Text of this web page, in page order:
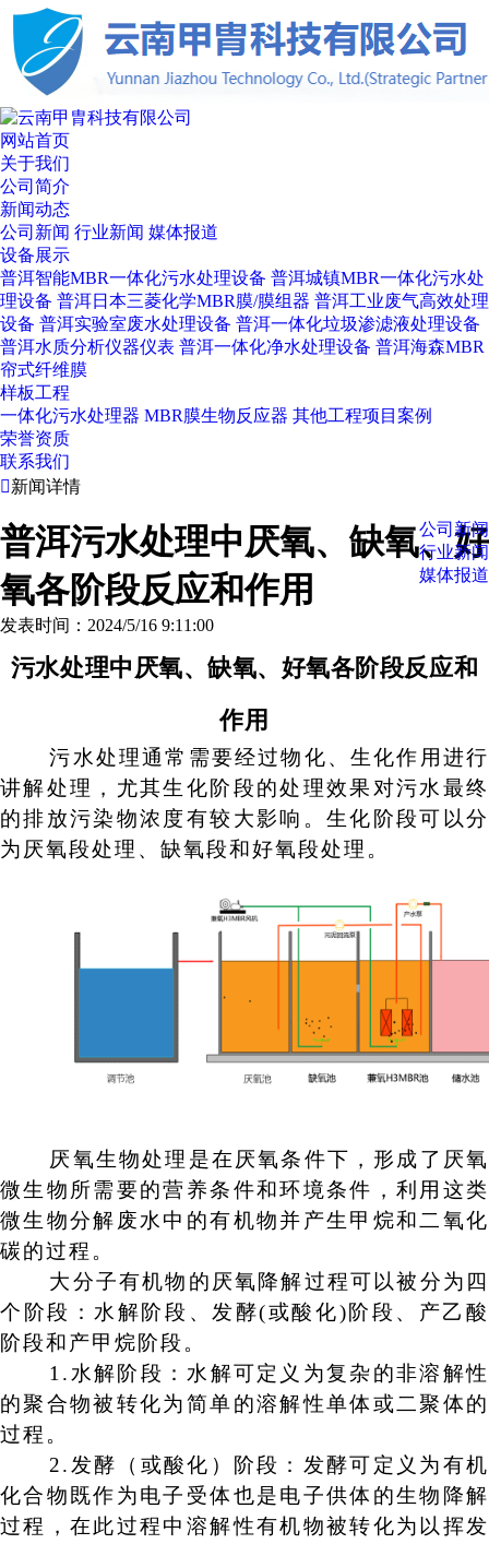
网站首页
关于我们
公司简介
新闻动态
公司新闻 行业新闻 媒体报道
设备展示
普洱智能MBR一体化污水处理设备 普洱城镇MBR一体化污水处
理设备 普洱日本三菱化学MBR膜/膜组器 普洱工业废气高效处理
设备 普洱实验室废水处理设备 普洱一体化垃圾渗滤液处理设备
普洱水质分析仪器仪表 普洱一体化净水处理设备 普洱海森MBR
帘式纤维膜
样板工程
一体化污水处理器 MBR膜生物反应器 其他工程项目案例
荣誉资质
联系我们
新闻详情
公司新闻
行业新闻
媒体报道
普洱污水处理中厌氧、缺氧、好
氧各阶段反应和作用
发表时间：2024/5/16 9:11:00
污水处理中厌氧、缺氧、好氧各阶段反应和
作用
污水处理通常需要经过物化、生化作用进行
讲解处理，尤其生化阶段的处理效果对污水最终
的排放污染物浓度有较大影响。生化阶段可以分
为厌氧段处理、缺氧段和好氧段处理。
厌氧生物处理是在厌氧条件下，形成了厌氧
微生物所需要的营养条件和环境条件，利用这类
微生物分解废水中的有机物并产生甲烷和二氧化
碳的过程。
大分子有机物的厌氧降解过程可以被分为四
个阶段：水解阶段、发酵(或酸化)阶段、产乙酸
阶段和产甲烷阶段。
1. 水解阶段 ： 水解可定义为复杂的非溶解性
的聚合物被转化为简单的溶解性单体或二聚体的
过程。
2. 发酵（或酸化）阶段 ： 发酵可定义为有机
化合物既作为电子受体也是电子供体的生物降解
过程，在此过程中溶解性有机物被转化为以挥发